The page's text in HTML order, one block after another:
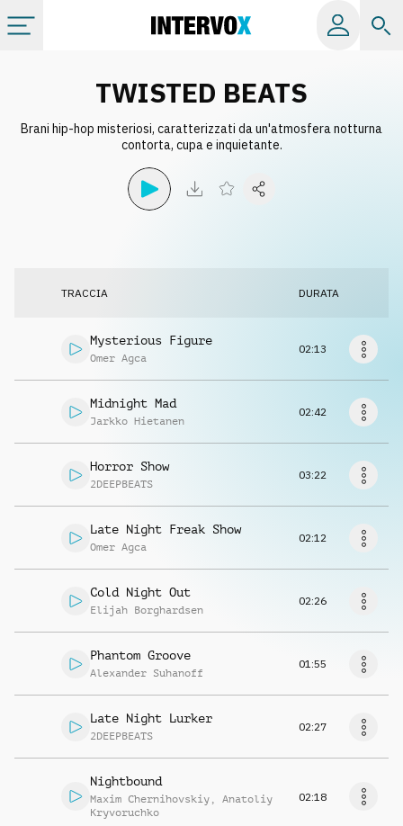
Album
Licenze
Info
Richiedi musica
TWISTED BEATS
Brani hip-hop misteriosi, caratterizzati da un'atmosfera notturna
contorta, cupa e inquietante.
TRACCIA DURATA
Mysterious Figure
Omer Agca
02:13
Midnight Mad
Jarkko Hietanen
02:42
Horror Show
2DEEPBEATS
03:22
Late Night Freak Show
Omer Agca
02:12
Cold Night Out
Elijah Borghardsen
02:26
Phantom Groove
Alexander Suhanoff
01:55
Late Night Lurker
2DEEPBEATS
02:27
Nightbound
Maxim Chernihovskiy , Anatoliy
Kryvoruchko
02:18